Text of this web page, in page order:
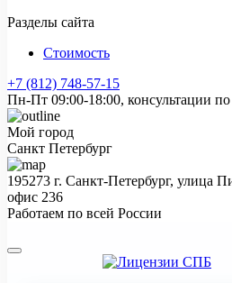
Разделы сайта
Стоимость
+7 (812) 748-57-15
Пн-Пт 09:00-18:00, консультации
Мой город
Санкт Петербург
195273 г. Санкт-Петербург, улица
офис 236
Работаем по всей России